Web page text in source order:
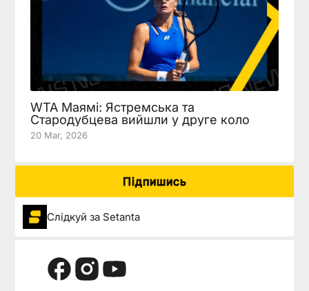
WTA Маямі: Ястремська та
Стародубцева вийшли у друге коло
20 Mar, 2026
Підпишись
Слідкуй за Setanta